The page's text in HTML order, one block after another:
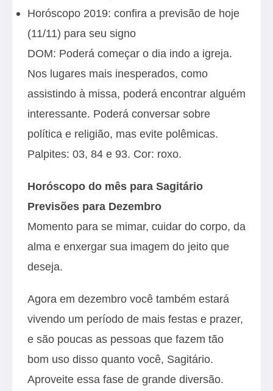
Horóscopo 2019: confira a previsão de hoje
(11/11) para seu signo
DOM: Poderá começar o dia indo a igreja.
Nos lugares mais inesperados, como
assistindo à missa, poderá encontrar alguém
interessante. Poderá conversar sobre
política e religião, mas evite polêmicas.
Palpites: 03, 84 e 93. Cor: roxo.
Horóscopo do mês para Sagitário
Previsões para Dezembro
Momento para se mimar, cuidar do corpo, da
alma e enxergar sua imagem do jeito que
deseja.
Agora em dezembro você também estará
vivendo um período de mais festas e prazer,
e são poucas as pessoas que fazem tão
bom uso disso quanto você, Sagitário.
Aproveite essa fase de grande diversão.